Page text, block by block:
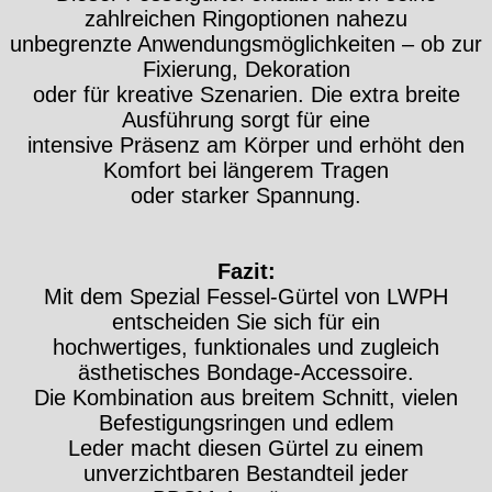
zahlreichen Ringoptionen nahezu
unbegrenzte Anwendungsmöglichkeiten – ob zur
Fixierung, Dekoration
oder für kreative Szenarien. Die extra breite
Ausführung sorgt für eine
intensive Präsenz am Körper und erhöht den
Komfort bei längerem Tragen
oder starker Spannung.
Fazit:
Mit dem Spezial Fessel-Gürtel von LWPH
entscheiden Sie sich für ein
hochwertiges, funktionales und zugleich
ästhetisches Bondage-Accessoire.
Die Kombination aus breitem Schnitt, vielen
Befestigungsringen und edlem
Leder macht diesen Gürtel zu einem
unverzichtbaren Bestandteil jeder